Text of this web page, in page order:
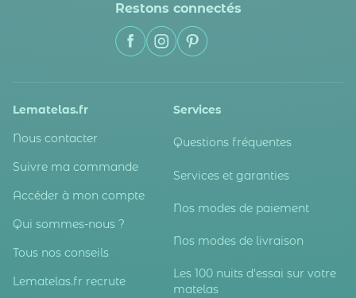
Restons connectés
Lematelas.fr
Nous contacter
Suivre ma commande
Accéder à mon compte
Qui sommes-nous ?
Tous nos conseils
Lematelas.fr recrute
Services
Questions fréquentes
Services et garanties
Nos modes de paiement
Nos modes de livraison
Les 100 nuits d'essai sur votre
matelas